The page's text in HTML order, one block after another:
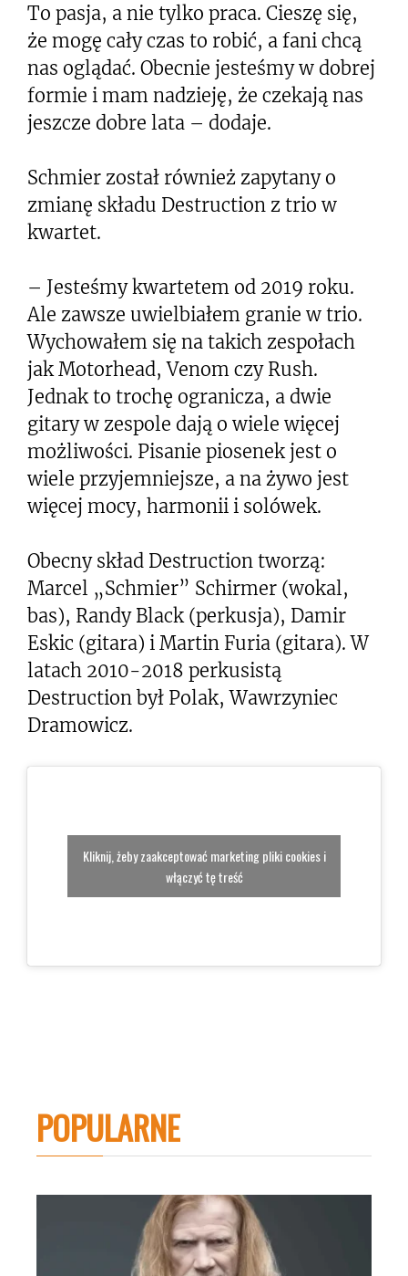
To pasja, a nie tylko praca. Cieszę się,
że mogę cały czas to robić, a fani chcą
nas oglądać. Obecnie jesteśmy w dobrej
formie i mam nadzieję, że czekają nas
jeszcze dobre lata – dodaje.
Schmier został również zapytany o
zmianę składu Destruction z trio w
kwartet.
– Jesteśmy kwartetem od 2019 roku.
Ale zawsze uwielbiałem granie w trio.
Wychowałem się na takich zespołach
jak Motorhead, Venom czy Rush.
Jednak to trochę ogranicza, a dwie
gitary w zespole dają o wiele więcej
możliwości. Pisanie piosenek jest o
wiele przyjemniejsze, a na żywo jest
więcej mocy, harmonii i solówek.
Obecny skład Destruction tworzą:
Marcel „Schmier” Schirmer (wokal,
bas), Randy Black (perkusja), Damir
Eskic (gitara) i Martin Furia (gitara). W
latach 2010-2018 perkusistą
Destruction był Polak, Wawrzyniec
Dramowicz.
Kliknij, żeby zaakceptować marketing pliki cookies i
włączyć tę treść
POPULARNE